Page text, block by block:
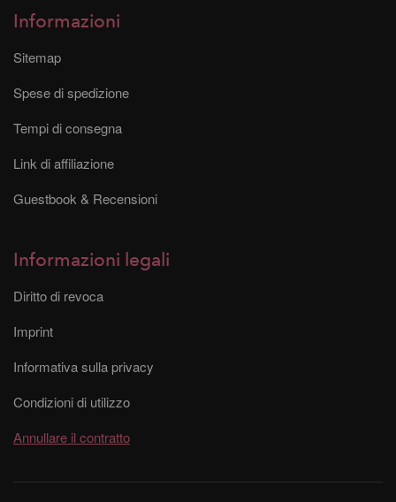
Informazioni
Sitemap
Spese di spedizione
Tempi di consegna
Link di affiliazione
Guestbook & Recensioni
Informazioni legali
Diritto di revoca
Imprint
Informativa sulla privacy
Condizioni di utilizzo
Annullare il contratto